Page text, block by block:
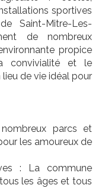
sportives
Saint-Mitre-Les-
de nombreux
propice
convivialité et le
de vie idéal pour
parcs et
les amoureux de
: La commune
les âges et tous